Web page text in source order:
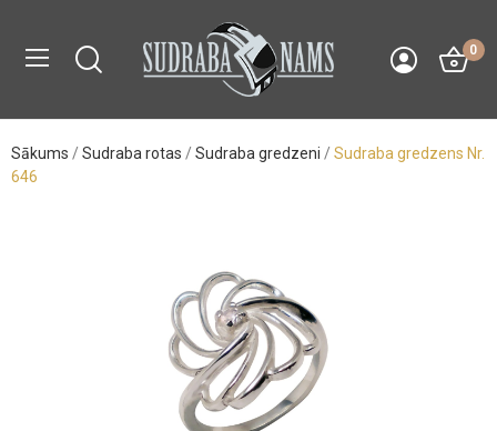
0
Sākums Sudraba rotas Sudraba gredzeni
Sudraba gredzens Nr.
646